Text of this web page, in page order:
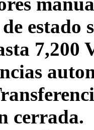
estado
7,200
cerrada.